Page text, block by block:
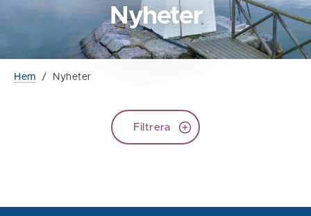
Nyheter
Hem / Nyheter
Filtrera